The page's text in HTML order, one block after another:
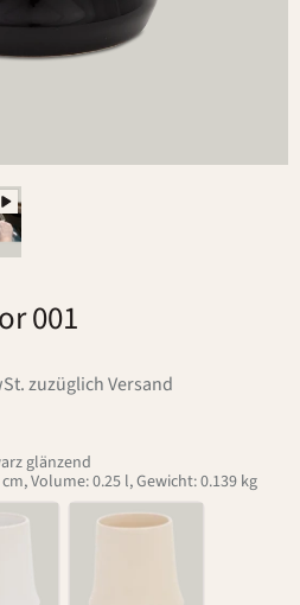
001
zuzüglich Versand
glänzend
Volume: 0.25 l, Gewicht: 0.139 kg